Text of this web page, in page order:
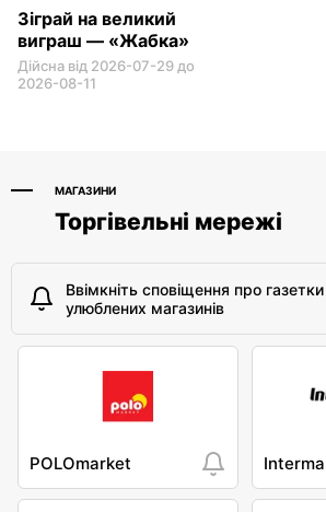
Зіграй на великий
виграш — «Жабка»
Дійсна від 2026-07-29 до
2026-08-11
МАГАЗИНИ
Торгівельні мережі
Ввімкніть сповіщення про
улюблених магазинів
POLOmarket